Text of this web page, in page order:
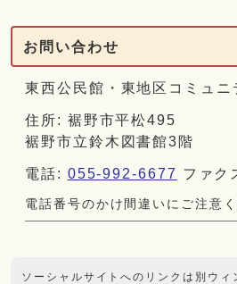
お問い合わせ
東西公民館・東地区コミュニ
住所: 裾野市平松495
裾野市立鈴木図書館3階
電話: 055-992-6677 ファ
電話番号のかけ間違いにご注意く
ソーシャルサイトへのリンクは別ウィ